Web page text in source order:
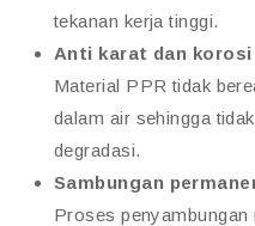
tekanan kerja tinggi.
Anti karat dan korosi
Material PPR tidak
dalam air sehingga
degradasi.
Sambungan
Proses penyambungan